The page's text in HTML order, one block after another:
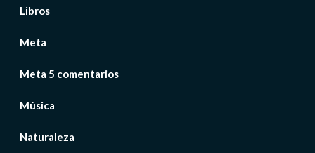
Libros
Meta
Meta 5 comentarios
Música
Naturaleza